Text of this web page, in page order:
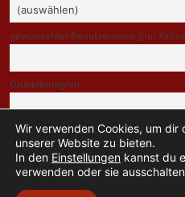
gewünschter Benutzername (nur
Gruppierung/en
Indem Du fortfährst, akzeptierst
Wir verwenden Cookies, um
unserer Website zu bieten.
In den Einstellungen kannst du
verwenden oder sie